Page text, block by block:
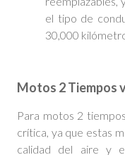
el tipo de
30,000
Motos 2 Tiempos
Para motos 2
crítica, ya que estas
calidad del aire y